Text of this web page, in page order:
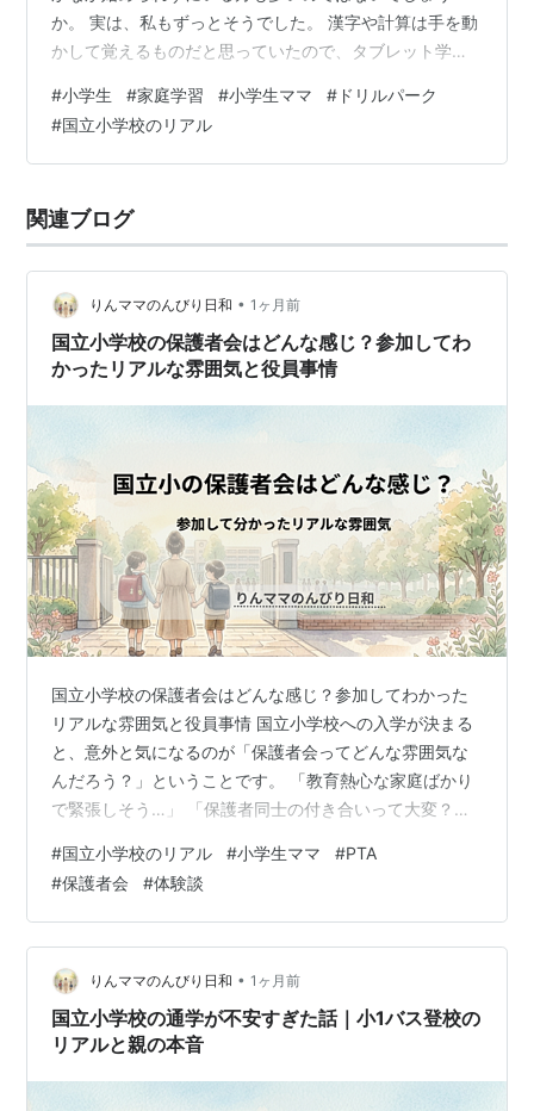
か。 実は、私もずっとそうでした。 漢字や計算は手を動
かして覚えるものだと思っていたので、タブレット学習
になってしまうのでは？」という不安も正直ありまし
た。 そのため、わが家は長い間、紙のドリルや問題集が
中心でした。 でも、子どもが学校で「ドリルパーク」を
す。 この記事では、タブレット学習に抵抗があった私
が、実際に子どもの様子を見て感じたことや、紙…
#小学生 #家庭学習 #小学生ママ # ドリルパーク
#国立小学校のリアル
関連ブログ
りんママのんびり日和 • 1ヶ月前
国立小学校の保護者会はどんな感じ？参加してわ
かったリアルな雰囲気と役員事情
国立小学校の保護者会はどんな感じ？参加してわかった
リアルな雰囲気と役員事情 国立小学校への入学が決まる
と、意外と気になるのが「保護者会ってどんな雰囲気な
んだろう？」ということです。 「教育熱心な家庭ばかり
で緊張しそう…」 「保護者同士の付き合いって大変？」
ゃんと参加できる？」 私も入学前は、そんな不安ばかり
でした。 実際に参加してみるまでは、前日から落ち着か
ないくらいドキドキしていたのを覚えています。 でも、
いざ参加してみると、想像していた雰囲気とは少し違い
ました。 初めて教室に入ったときは、幼稚園の友達とク
ラスが離れてしまい、一人でどこに…
#国立小学校のリアル #小学生ママ #PTA
#保護者会 #体験談
りんママのんびり日和 • 1ヶ月前
国立小学校の通学が不安すぎた話｜小1バス登校の
リアルと親の本音